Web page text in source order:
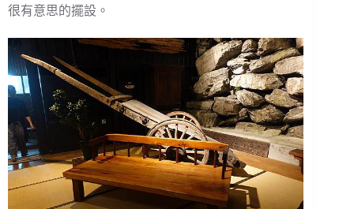
很有意思的擺設。